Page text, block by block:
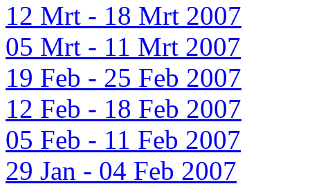
12 Mrt - 18 Mrt 2007
05 Mrt - 11 Mrt 2007
19 Feb - 25 Feb 2007
12 Feb - 18 Feb 2007
05 Feb - 11 Feb 2007
29 Jan - 04 Feb 2007